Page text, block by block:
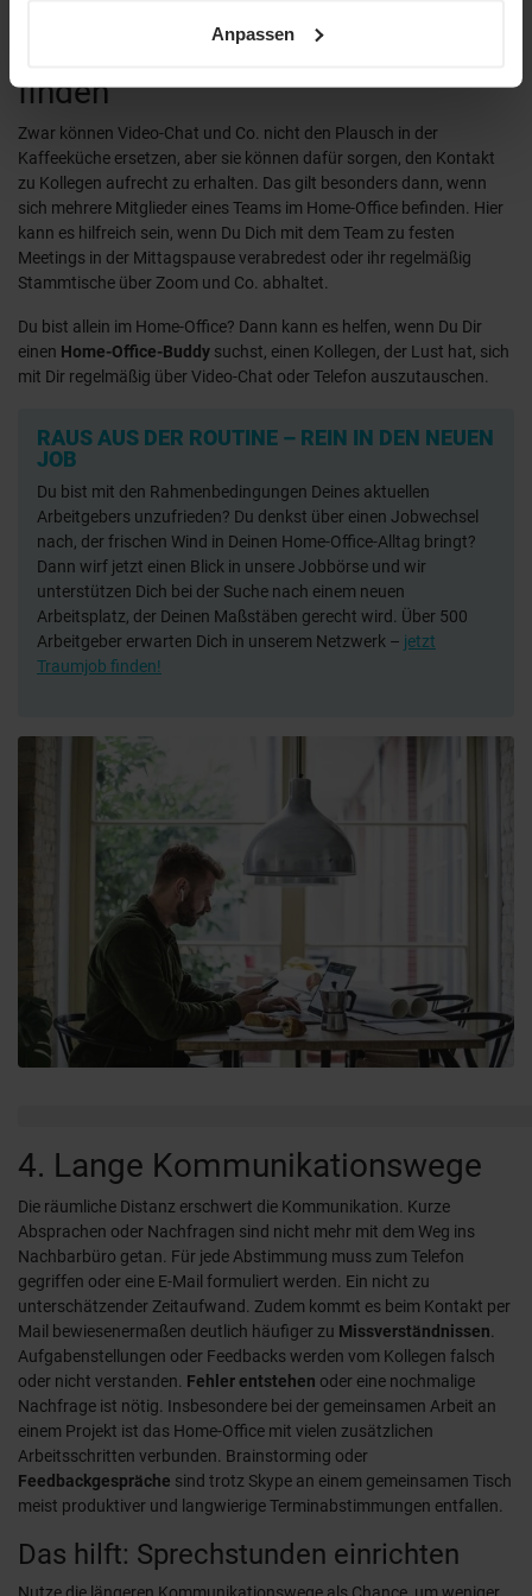
Anpassen
Das hilft: Home-Office-Buddy
finden
Zwar können Video-Chat und Co. nicht den Plausch in der
Kaffeeküche ersetzen, aber sie können dafür sorgen, den Kontakt
zu Kollegen aufrecht zu erhalten. Das gilt besonders dann, wenn
sich mehrere Mitglieder eines Teams im Home-Office befinden. Hier
kann es hilfreich sein, wenn Du Dich mit dem Team zu festen
Meetings in der Mittagspause verabredest oder ihr regelmäßig
Stammtische über Zoom und Co. abhaltet.
Du bist allein im Home-Office? Dann kann es helfen, wenn Du Dir
einen Home-Office-Buddy suchst, einen Kollegen, der Lust hat, sich
mit Dir regelmäßig über Video-Chat oder Telefon auszutauschen.
RAUS AUS DER ROUTINE – REIN IN DEN NEUEN
JOB
Du bist mit den Rahmenbedingungen Deines aktuellen
Arbeitgebers unzufrieden? Du denkst über einen Jobwechsel
nach, der frischen Wind in Deinen Home-Office-Alltag bringt?
Dann wirf jetzt einen Blick in unsere Jobbörse und wir
unterstützen Dich bei der Suche nach einem neuen
Arbeitsplatz, der Deinen Maßstäben gerecht wird. Über 500
Arbeitgeber erwarten Dich in unserem Netzwerk – jetzt
Traumjob finden!
4. Lange Kommunikationswege
Die räumliche Distanz erschwert die Kommunikation. Kurze
Absprachen oder Nachfragen sind nicht mehr mit dem Weg ins
Nachbarbüro getan. Für jede Abstimmung muss zum Telefon
gegriffen oder eine E-Mail formuliert werden. Ein nicht zu
unterschätzender Zeitaufwand. Zudem kommt es beim Kontakt per
Mail bewiesenermaßen deutlich häufiger zu Missverständnissen
Aufgabenstellungen oder Feedbacks werden vom Kollegen falsch
oder nicht verstanden. Fehler entstehen oder eine nochmalige
Nachfrage ist nötig. Insbesondere bei der gemeinsamen Arbeit an
einem Projekt ist das Home-Office mit vielen zusätzlichen
Arbeitsschritten verbunden. Brainstorming oder
Feedbackgespräche sind trotz Skype an einem gemeinsamen Tisch
meist produktiver und langwierige Terminabstimmungen entfallen.
Das hilft: Sprechstunden einrichten
Nutze die längeren Kommunikationswege als Chance, um weniger